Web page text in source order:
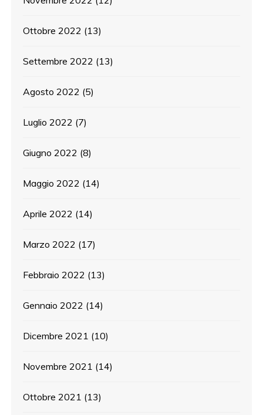
Ottobre 2022 (13)
Settembre 2022 (13)
Agosto 2022 (5)
Luglio 2022 (7)
Giugno 2022 (8)
Maggio 2022 (14)
Aprile 2022 (14)
Marzo 2022 (17)
Febbraio 2022 (13)
Gennaio 2022 (14)
Dicembre 2021 (10)
Novembre 2021 (14)
Ottobre 2021 (13)